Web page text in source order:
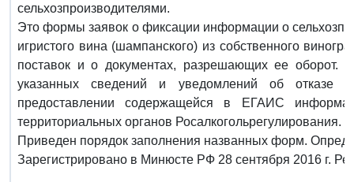
сельхозпроизводителями.
Это формы заявок о фиксации информации о
игристого вина (шампанского) из собственного
поставок и о документах, разрешающих ее
указанных сведений и уведомлений об отказе в
предоставлении содержащейся в ЕГАИС
территориальных органов Росалкогольрегулирования.
Приведен порядок заполнения названных форм.
Зарегистрировано в Минюсте РФ 28 сентября 2016 г.